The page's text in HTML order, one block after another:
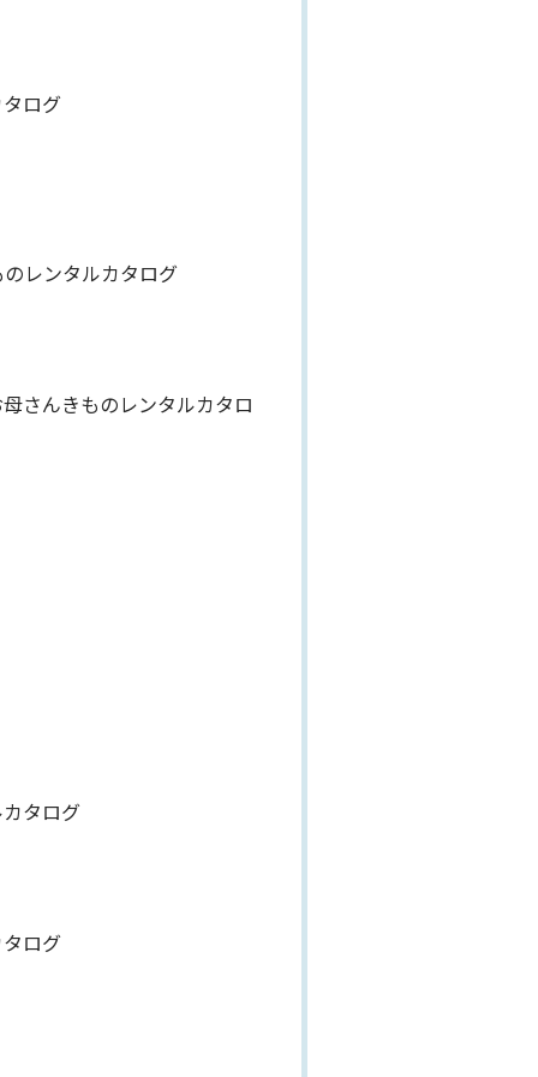
ログ
レンタルカタログ
さんきものレンタルカタロ
タログ
ログ